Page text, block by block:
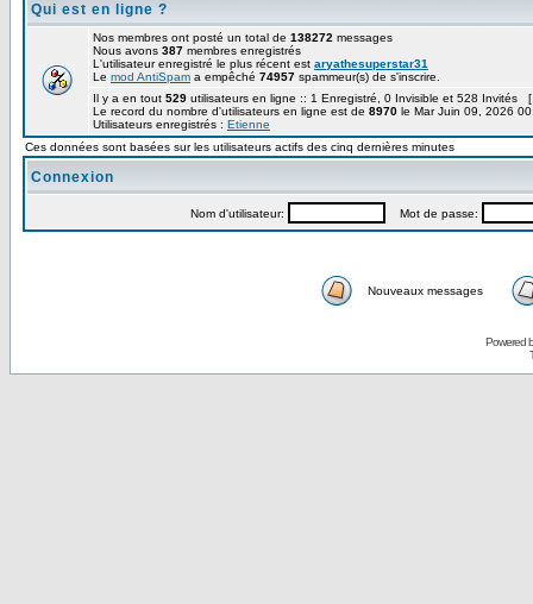
Qui est en ligne ?
Nos membres ont posté un total de 138272 messages
Nous avons 387 membres enregistrés
L'utilisateur enregistré le plus récent est aryathesuperstar31
Le mod AntiSpam a empêché 74957 spammeur(s) de s'inscrire.
Il y a en tout 529 utilisateurs en ligne :: 1 Enregistré, 0 Invisible et 528 Invités [
Le record du nombre d'utilisateurs en ligne est de 8970 le Mar Juin 09, 2026
Utilisateurs enregistrés : Etienne
Ces données sont basées sur les utilisateurs actifs des cinq dernières minutes
Connexion
Nom d'utilisateur: Mot de passe:
Nouveaux messages
Powered